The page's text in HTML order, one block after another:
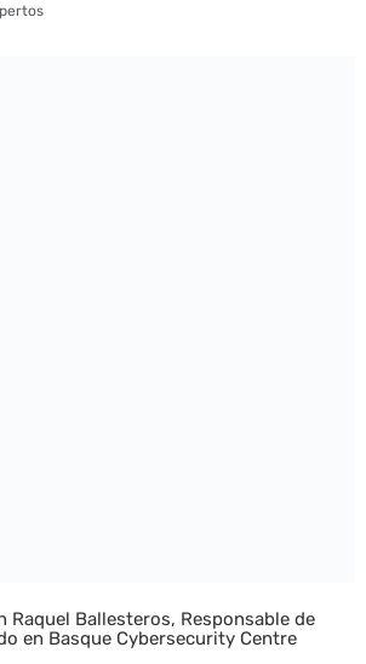
Raquel Ballesteros, Responsable de
en Basque Cybersecurity Centre